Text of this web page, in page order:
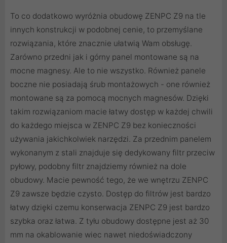
To co dodatkowo wyróżnia obudowę ZENPC Z9 na tle
innych konstrukcji w podobnej cenie, to przemyślane
rozwiązania, które znacznie ułatwią Wam obsługę.
Zarówno przedni jak i górny panel montowane są na
mocne magnesy. Ale to nie wszystko. Również panele
boczne nie posiadają śrub montażowych - one również
montowane są za pomocą mocnych magnesów. Dzięki
takim rozwiązaniom macie łatwy dostęp w każdej chwili
do każdego miejsca w ZENPC Z9 bez konieczności
używania jakichkolwiek narzędzi. Za przednim panelem
wykonanym z stali znajduje się dedykowany filtr przeciw
pyłowy, podobny filtr znajdziemy również na dole
obudowy. Macie pewność tego, że we wnętrzu ZENPC
Z9 zawsze będzie czysto. Dostęp do filtrów jest bardzo
łatwy dzięki czemu konserwacja ZENPC Z9 jest bardzo
szybka oraz łatwa. Z tyłu obudowy dostępne jest aż 30
mm na okablowanie wiec nawet niedoświadczony